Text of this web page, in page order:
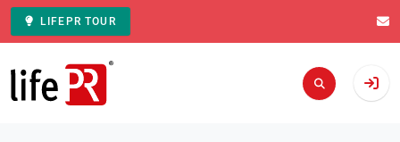
LIFEPR TOUR
Zur Startseite